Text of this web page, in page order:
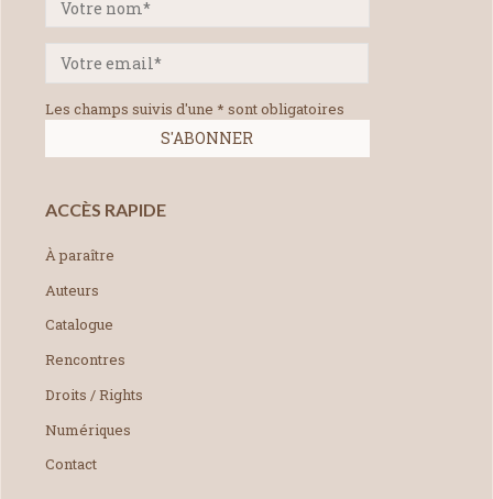
Les champs suivis d'une * sont obligatoires
ACCÈS RAPIDE
À paraître
Auteurs
Catalogue
Rencontres
Droits / Rights
Numériques
Contact